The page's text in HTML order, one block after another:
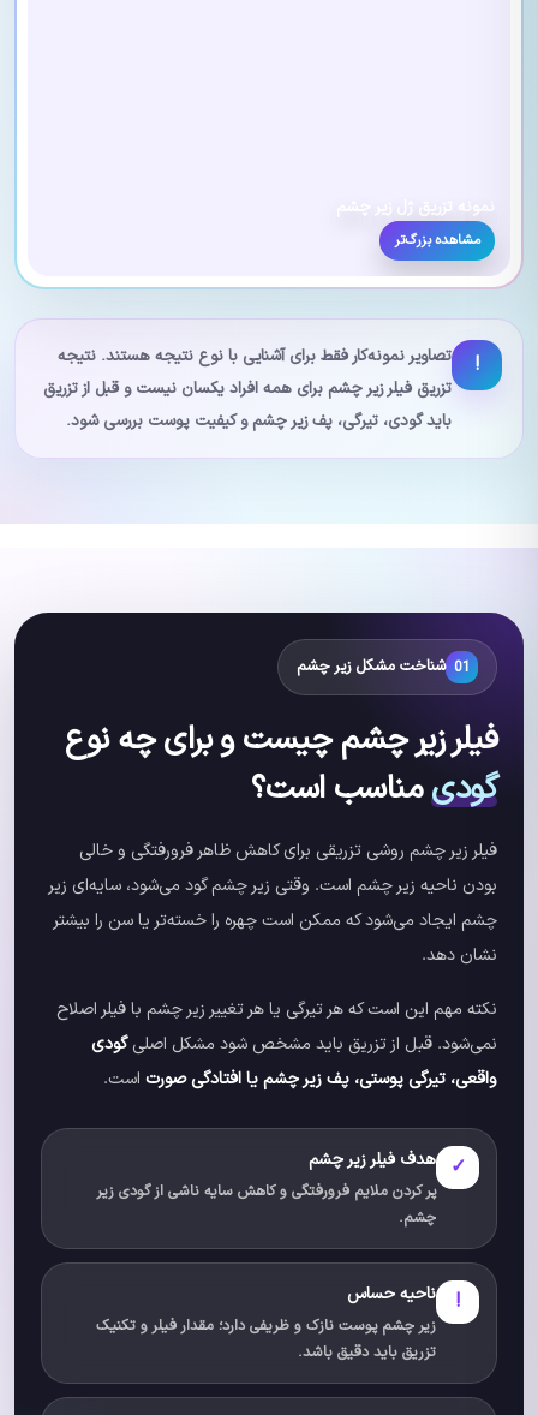
نمونه تزریق ژل زیر چشم
مشاهده بزرگ‌تر
!
تصاویر نمونه‌کار فقط برای آشنایی با نوع نتیجه هستند. نتیجه
تزریق فیلر زیر چشم برای همه افراد یکسان نیست و قبل از تزریق
باید گودی، تیرگی، پف زیر چشم و کیفیت پوست بررسی شود.
01 شناخت مشکل زیر چشم
فیلر زیر چشم چیست و برای چه نوع
گودیمناسب است؟
فیلر زیر چشم روشی تزریقی برای کاهش ظاهر فرورفتگی و خالی
بودن ناحیه زیر چشم است. وقتی زیر چشم گود می‌شود، سایه‌ای زیر
چشم ایجاد می‌شود که ممکن است چهره را خسته‌تر یا سن را بیشتر
نشان دهد.
نکته مهم این است که هر تیرگی یا هر تغییر زیر چشم با فیلر اصلاح
نمی‌شود. قبل از تزریق باید مشخص شود مشکل اصلیگودی
واقعی، تیرگی پوستی، پف زیر چشم یا افتادگی صورت است.
✓ هدف فیلر زیر چشم
پر کردن ملایم فرورفتگی و کاهش سایه ناشی از گودی زیر
چشم.
! ناحیه حساس
زیر چشم پوست نازک و ظریفی دارد؛ مقدار فیلر و تکنیک
تزریق باید دقیق باشد.